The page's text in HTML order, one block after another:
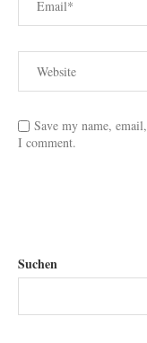
Save my name,
I comment.
Suchen